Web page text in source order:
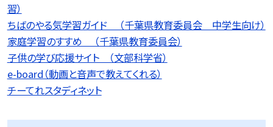
習）
ちばのやる気学習ガイド （千葉県教育委員会 中学生向け）
家庭学習のすすめ （千葉県教育委員会）
子供の学び応援サイト （文部科学省）
e-board（動画と音声で教えてくれる）
チーてれスタディネット